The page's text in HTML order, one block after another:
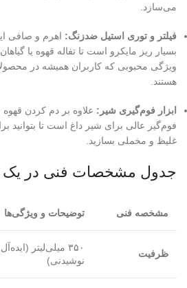
می‌سازد.
فیلتر و توری استیل ضدزنگ: اهرم و صافی
بسیار ریز مایکرو است تا تفاله قهوه یا گیاهان
ویژگی محبوبی که کاربران همیشه در
هستند.
ابزار فوم‌گیری شیر: علاوه بر دم کردن
فوم‌گیر عالی برای شیر داغ است تا بتوانید
غلیظ و مخملی بسازید.
جدول مشخصات فنی در یک
مشخصه فنی توضیحات و ویژگی‌ها
ظرفیت
نوشیدنی)